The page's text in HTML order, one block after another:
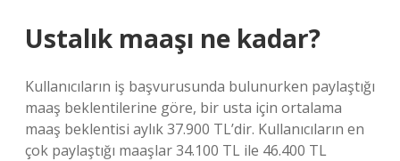
Ustalık maaşı ne kadar?
Kullanıcıların iş başvurusunda bulunurken paylaştığı
maaş beklentilerine göre, bir usta için ortalama
maaş beklentisi aylık 37.900 TL’dir. Kullanıcıların en
çok paylaştığı maaşlar 34.100 TL ile 46.400 TL